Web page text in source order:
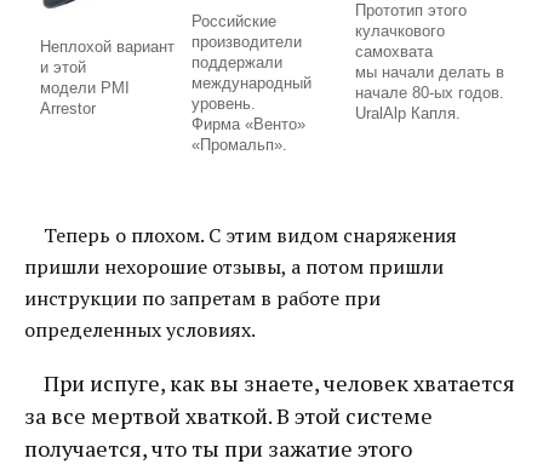
Неплохой вариант
и этой
модели PMI
Arrestor
Российские
производители
поддержали
международный
уровень.
Фирма «Венто»
«Промальп».
Прототип этого
кулачкового
самохвата
мы начали делать в
начале 80-ых годов.
UralAlp Капля.
Теперь о плохом. С этим видом снаряжения
пришли нехорошие отзывы, а потом пришли
инструкции по запретам в работе при
определенных условиях.
При испуге, как вы знаете, человек хватается
за все мертвой хваткой. В этой системе
получается, что ты при зажатие этого